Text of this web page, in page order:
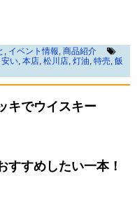
, イベント情報, 商品紹介
安い, 本店, 松川店, 灯油, 特売, 飯
キでウイスキー
すすめしたい一本！